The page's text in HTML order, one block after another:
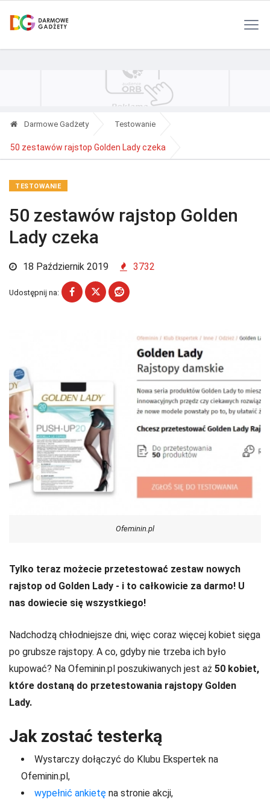
Darmowe Gadżety Testowanie
50 zestawów rajstop Golden Lady czeka
TESTOWANIE
50 zestawów rajstop Golden
Lady czeka
18 Październik 2019 3732
Udostępnij na:
Ofeminin.pl
Tylko teraz możecie przetestować zestaw nowych
rajstop od Golden Lady - i to całkowicie za darmo! U
nas dowiecie się wszystkiego!
Nadchodzą chłodniejsze dni, więc coraz więcej kobiet sięga
po grubsze rajstopy. A co, gdyby nie trzeba ich było
kupować? Na Ofeminin.pl poszukiwanych jest aż 50 kobiet,
które dostaną do przetestowania rajstopy Golden
Lady.
Jak zostać testerką
Wystarczy dołączyć do Klubu Ekspertek na
Ofeminin.pl,
wypełnić ankietę na stronie akcji,